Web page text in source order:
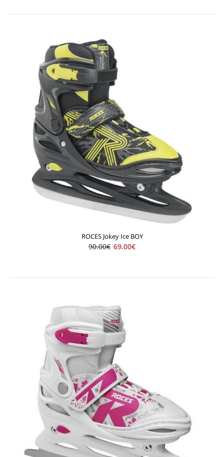
ROCES Face Off
99.00€ 66.00€
NOVINKA - Detská hokejová rozťahovacia ľadová korčula,
ktorá porastie s ..
ROCES Jokey Ice BOY
90.00€ 69.00€
ROCES Jokey Ice BOY
90.00€ 69.00€